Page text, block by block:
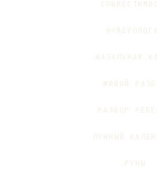
НАТАЛЬНАЯ
ЖИВОЙ
РАЗБОР
ЛУННЫЙ
РУНЫ